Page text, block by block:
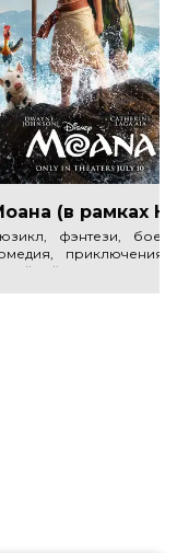
фэнтези,
приключения,